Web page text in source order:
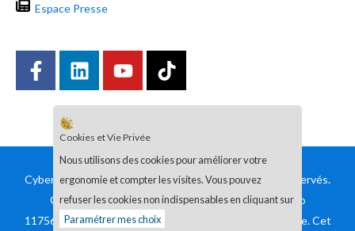
Espace Presse
Cyberini® est une marque déposée. © Tous Droits Réservés.
Organisme de formation enregistré sous le numéro
11756144875 auprès du préfet de région d’Ile-de-France. Cet
Cookies et Vie Privée
Nous utilisons des cookies pour améliorer votre
ergonomie et compter les visites. Vous pouvez
refuser les cookies non indispensables en cliquant sur
Paramétrer mes choix